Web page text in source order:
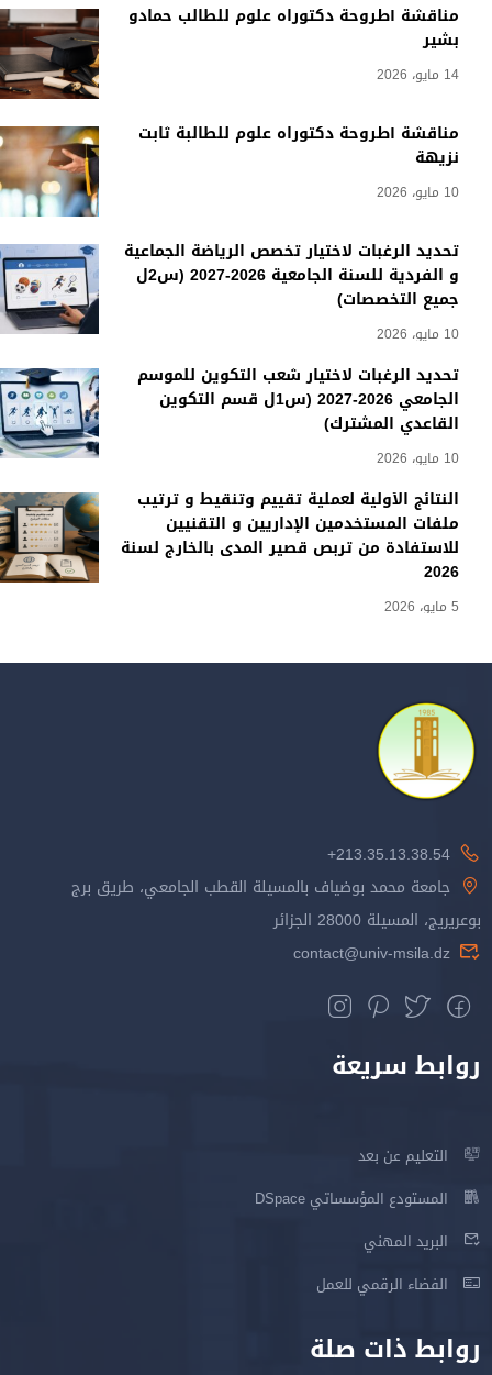
مناقشة أطروحة دكتوراه علوم للطالب حمادو
بشير
14 مايو، 2026
مناقشة أطروحة دكتوراه علوم للطالبة ثابت
نزيهة
10 مايو، 2026
تحديد الرغبات لاختيار تخصص الرياضة الجماعية
و الفردية للسنة الجامعية 2026-2027 (س2ل
جميع التخصصات)
10 مايو، 2026
تحديد الرغبات لاختيار شعب التكوين للموسم
الجامعي 2026-2027 (س1ل قسم التكوين
القاعدي المشترك)
10 مايو، 2026
النتائج الأولية لعملية تقييم وتنقيط و ترتيب
ملفات المستخدمين الإداريين و التقنيين
للاستفادة من تربص قصير المدى بالخارج لسنة
2026
5 مايو، 2026
213.35.13.38.54+
جامعة محمد بوضياف بالمسيلة القطب الجامعي، طريق برج
بوعريريج، المسيلة 28000 الجزائر
contact@univ-msila.dz
روابط سريعة
التعليم عن بعد
المستودع المؤسساتي DSpace
البريد المهني
الفضاء الرقمي للعمل
روابط ذات صلة